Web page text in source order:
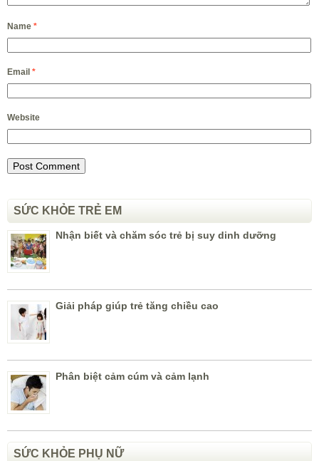
Name *
Email *
Website
SỨC KHỎE TRẺ EM
Nhận biết và chăm sóc trẻ bị suy dinh dưỡng
Giải pháp giúp trẻ tăng chiều cao
Phân biệt cảm cúm và cảm lạnh
SỨC KHỎE PHỤ NỮ